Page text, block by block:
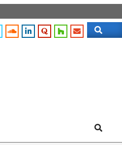
Search
Search